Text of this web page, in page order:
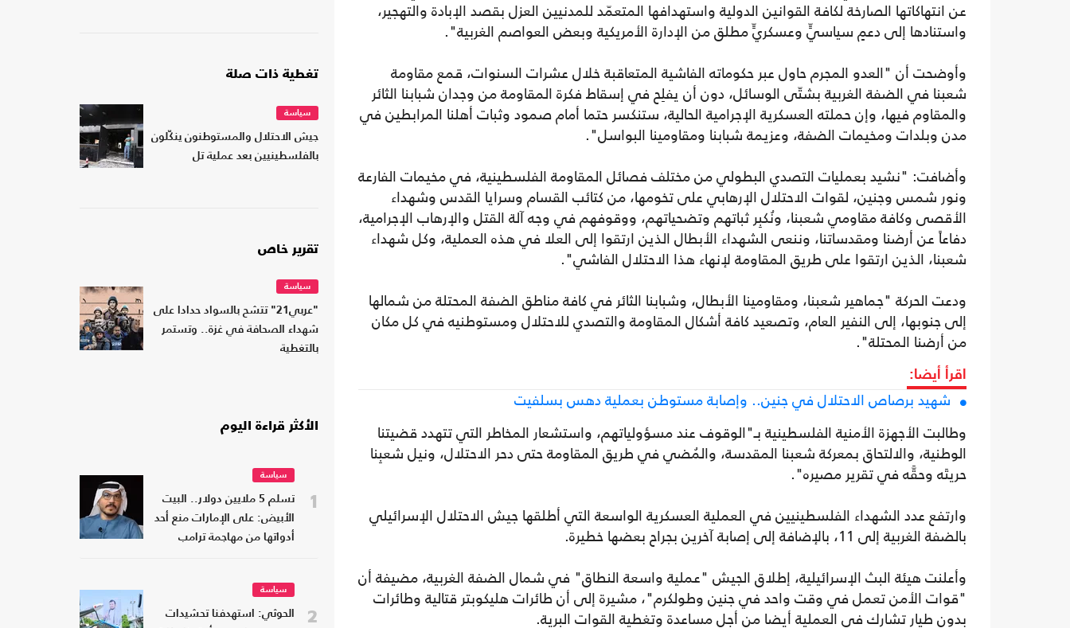
عن انتهاكاتها الصارخة لكافة القوانين الدولية واستهدافها المتعمّد للمدنيين العزل بقصد الإبادة والتهجير،
واستنادها إلى دعمٍ سياسيٍّ وعسكريٍّ مطلق من الإدارة الأمريكية وبعض العواصم الغربية".
وأوضحت أن "العدو المجرم حاول عبر حكوماته الفاشية المتعاقبة خلال عشرات السنوات، قمع مقاومة
شعبنا في الضفة الغربية بشتّى الوسائل، دون أن يفلِح في إسقاط فكرة المقاومة من وجدان شبابنا الثائر
والمقاوم فيها، وإن حملته العسكرية الإجرامية الحالية، ستنكسر حتما أمام صمود وثبات أهلنا المرابطين في
مدن وبلدات ومخيمات الضفة، وعزيمة شبابنا ومقاومينا البواسل".
وأضافت: "نشيد بعمليات التصدي البطولي من مختلف فصائل المقاومة الفلسطينية، في مخيمات الفارعة
ونور شمس وجنين، لقوات الاحتلال الإرهابي على تخومها، من كتائب القسام وسرايا القدس وشهداء
الأقصى وكافة مقاومي شعبنا، ونُكبِر ثباتهم وتضحياتهم، ووقوفهم في وجه آلة القتل والإرهاب الإجرامية،
دفاعاً عن أرضنا ومقدساتنا، وننعى الشهداء الأبطال الذين ارتقوا إلى العلا في هذه العملية، وكل شهداء
شعبنا، الذين ارتقوا على طريق المقاومة لإنهاء هذا الاحتلال الفاشي".
ودعت الحركة "جماهير شعبنا، ومقاومينا الأبطال، وشبابنا الثائر في كافة مناطق الضفة المحتلة من شمالها
إلى جنوبها، إلى النفير العام، وتصعيد كافة أشكال المقاومة والتصدي للاحتلال ومستوطنيه في كل مكان
من أرضنا المحتلة".
اقرأ أيضا:
شهيد برصاص الاحتلال في جنين.. وإصابة مستوطن بعملية دهس بسلفيت
وطالبت الأجهزة الأمنية الفلسطينية بـ"الوقوف عند مسؤولياتهم، واستشعار المخاطر التي تتهدد قضيتنا
الوطنية، والالتحاق بمعركة شعبنا المقدسة، والمُضي في طريق المقاومة حتى دحر الاحتلال، ونيل شعبِنا
حريتَه وحقَّه في تقرير مصيره".
وارتفع عدد الشهداء الفلسطينيين في العملية العسكرية الواسعة التي أطلقها جيش الاحتلال الإسرائيلي
بالضفة الغربية إلى 11، بالإضافة إلى إصابة آخرين بجراح بعضها خطيرة.
وأعلنت هيئة البث الإسرائيلية، إطلاق الجيش "عملية واسعة النطاق" في شمال الضفة الغربية، مضيفة أن
"قوات الأمن تعمل في وقت واحد في جنين وطولكرم"، مشيرة إلى أن طائرات هليكوبتر قتالية وطائرات
بدون طيار تشارك في العملية أيضا من أجل مساعدة وتغطية القوات البرية.
تغطية ذات صلة
سياسة
جيش الاحتلال والمستوطنون ينكّلون
بالفلسطينيين بعد عملية تل
تقرير خاص
سياسة
"عربي21" تتشح بالسواد حدادا على
شهداء الصحافة في غزة.. وتستمر
بالتغطية
الأكثر قراءة اليوم
1
سياسة
تسلم 5 ملايين دولار.. البيت
الأبيض: على الإمارات منع أحد
أدواتها من مهاجمة ترامب
2
سياسة
الحوثي: استهدفنا تحشيدات